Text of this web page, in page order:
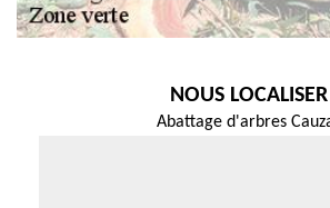
NOUS LOCALISER
Abattage d'arbres